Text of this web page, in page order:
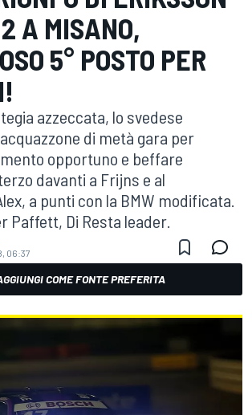
A MISANO,
5° POSTO PER
azzeccata, lo svedese
di metà gara per
opportuno e beffare
davanti a Frijns e al
a punti con la BMW modificata.
Paffett, Di Resta leader.
06:37
COME FONTE PREFERITA